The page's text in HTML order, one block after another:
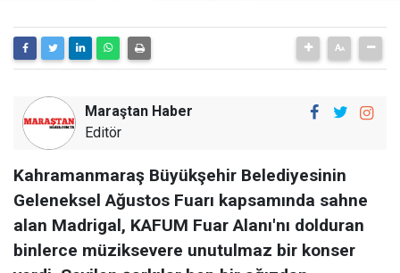
Maraştan Haber
Editör
Kahramanmaraş Büyükşehir Belediyesinin
Geleneksel Ağustos Fuarı kapsamında sahne
alan Madrigal, KAFUM Fuar Alanı'nı dolduran
binlerce müziksevere unutulmaz bir konser